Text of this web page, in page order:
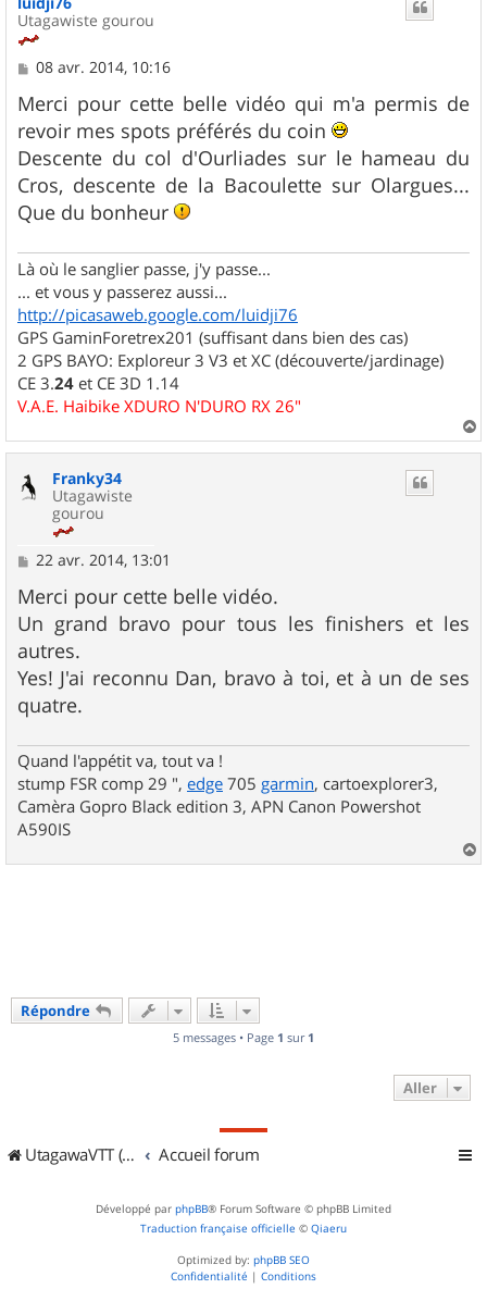
Utagawiste gourou
M
s
s
a
g
e
08 avr. 2014, 10:16
Merci pour cette belle vidéo qui m'a permis de
revoir mes spots préférés du coin
Descente du col d'Ourliades sur le hameau du
Cros, descente de la Bacoulette sur Olargues...
Que du bonheur
Là où le sanglier passe, j'y passe...
... et vous y passerez aussi...
http://picasaweb.google.com/luidji76
GPS GaminForetrex201 (suffisant dans bien des cas)
2 GPS BAYO: Exploreur 3 V3 et XC (découverte/jardinage)
CE 3.24 et CE 3D 1.14
V.A.E. Haibike XDURO N'DURO RX 26"
a
Franky34
Utagawiste
gourou
M
s
s
a
g
e
22 avr. 2014, 13:01
Merci pour cette belle vidéo.
Un grand bravo pour tous les finishers et les
autres.
Yes! J'ai reconnu Dan, bravo à toi, et à un de ses
quatre.
Quand l'appétit va, tout va !
stump FSR comp 29 ", edge 705 garmin, cartoexplorer3,
Camèra Gopro Black edition 3, APN Canon Powershot
A590IS
a
Répondre
5 messages • Page 1 sur 1
Aller
UtagawaVTT (Randos VTT et VTTAE avec traces GPS) Accueil forum
Développé par phpBB® Forum Software © phpBB Limited
Traduction française officielle © Qiaeru
Optimized by: phpBB SEO
Confidentialité | Conditions